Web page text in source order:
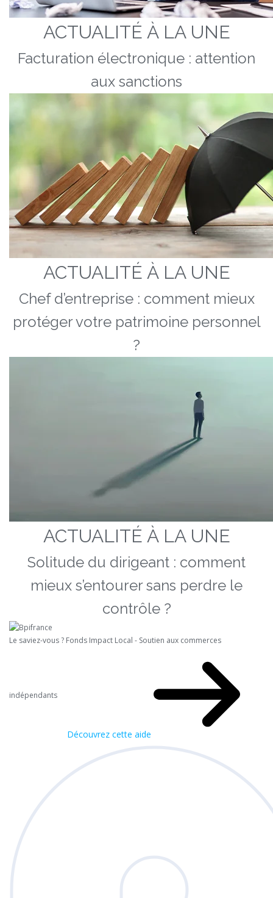
ACTUALITÉ À LA UNE
Facturation électronique : attention
aux sanctions
ACTUALITÉ À LA UNE
Chef d’entreprise : comment mieux
protéger votre patrimoine personnel
?
ACTUALITÉ À LA UNE
Solitude du dirigeant : comment
mieux s’entourer sans perdre le
contrôle ?
Le saviez-vous ? Fonds Impact Local - Soutien aux commerces
indépendants
Découvrez cette aide